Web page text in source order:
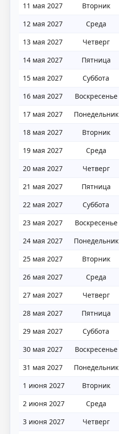
11 мая 2027
Вторник
12 мая 2027
Среда
13 мая 2027
Четверг
14 мая 2027
Пятница
15 мая 2027
Суббота
16 мая 2027
Воскресенье
17 мая 2027
Понедельник
18 мая 2027
Вторник
19 мая 2027
Среда
20 мая 2027
Четверг
21 мая 2027
Пятница
22 мая 2027
Суббота
23 мая 2027
Воскресенье
24 мая 2027
Понедельник
25 мая 2027
Вторник
26 мая 2027
Среда
27 мая 2027
Четверг
28 мая 2027
Пятница
29 мая 2027
Суббота
30 мая 2027
Воскресенье
31 мая 2027
Понедельник
1 июня 2027
Вторник
2 июня 2027
Среда
3 июня 2027
Четверг